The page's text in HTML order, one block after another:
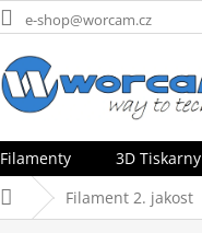
e-shop@worcam.cz
Filamenty 3D Tiskarny
Domů Filament 2. jakost